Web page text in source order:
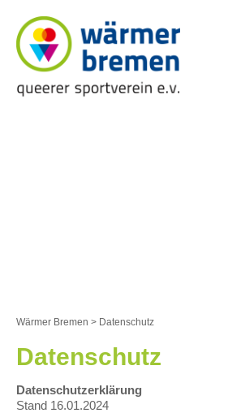
Wärmer Bremen > Datenschutz
Datenschutz
Datenschutzerklärung
Stand 16.01.2024